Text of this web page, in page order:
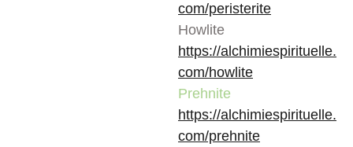
com/peristerite
Howlite
https://alchimiespirituelle.
com/howlite
Prehnite
https://alchimiespirituelle.
com/prehnite